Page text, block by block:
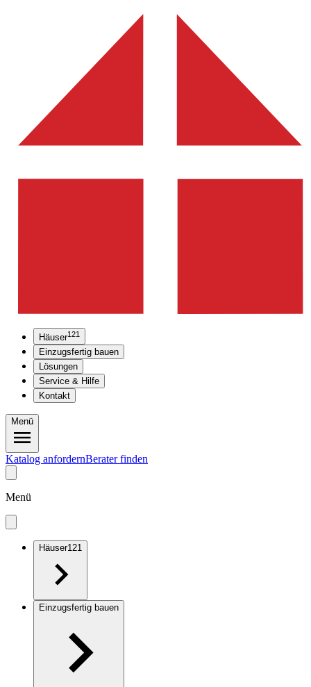
Häuser121
Einzugsfertig bauen
Lösungen
Service & Hilfe
Kontakt
Menü
Katalog anfordernBerater finden
Menü
Häuser121
Einzugsfertig bauen